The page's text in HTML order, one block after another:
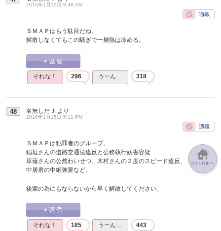
2016年1月15日 8:48 AM
ＳＭＡＰはもう駄目だね。
解散しなくてもこの騒ぎで一層熱は冷める。
それな！ 296 うーん… 318
48 名無しだＪ より
2016年1月15日 5:11 PM
ＳＭＡＰは犯罪者のグループ。
稲垣さんの道路交通法違反と公務執行妨害容疑
草薙さんの公然わいせつ、木村さんの２度のスピード違反、
中居君の中絶強要など。
後輩の為にもならないから早く解散してください。
それな！ 185 うーん… 443